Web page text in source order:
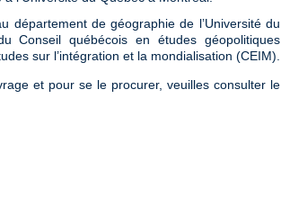
département de géographie de l’Université du
Conseil québécois en études géopolitiques
sur l’intégration et la mondialisation (CEIM).
et pour se le procurer, veuilles consulter le